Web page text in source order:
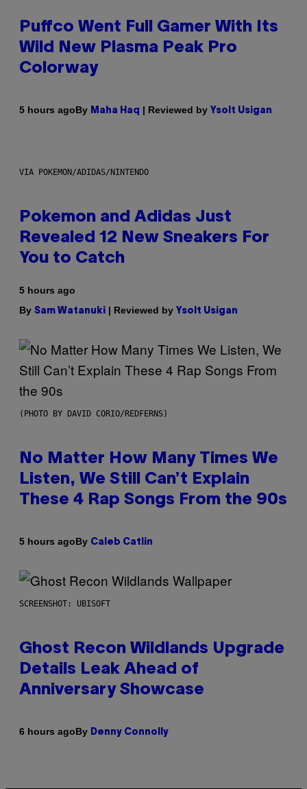
Puffco Went Full Gamer With Its
Wild New Plasma Peak Pro
Colorway
5 hours agoBy Maha Haq | Reviewed by Ysolt Usigan
VIA POKEMON/ADIDAS/NINTENDO
Pokemon and Adidas Just
Revealed 12 New Sneakers For
You to Catch
5 hours ago
By Sam Watanuki | Reviewed by Ysolt Usigan
(PHOTO BY DAVID CORIO/REDFERNS)
No Matter How Many Times We
Listen, We Still Can’t Explain
These 4 Rap Songs From the 90s
5 hours agoBy Caleb Catlin
SCREENSHOT: UBISOFT
Ghost Recon Wildlands Upgrade
Details Leak Ahead of
Anniversary Showcase
6 hours agoBy Denny Connolly